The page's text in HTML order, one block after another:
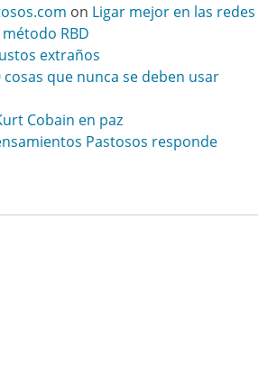
on Ligar mejor en las redes
RBD
extraños
cosas que nunca se deben usar
Cobain en paz
Pastosos responde